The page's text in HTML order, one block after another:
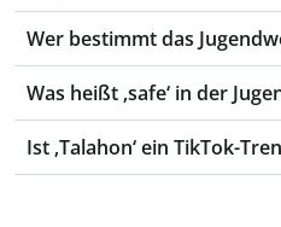
Wer bestimmt das
Was heißt ‚safe‘ in der
Ist ‚Talahon‘ ein TikTok-